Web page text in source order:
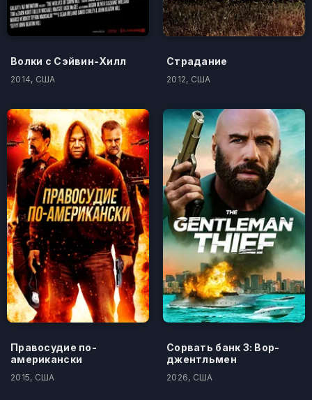
Волки с Сэйвин-Хилл
2014, США
Страдание
2012, США
Правосудие по-
американски
2015, США
Сорвать банк 3: Вор-
джентльмен
2026, США